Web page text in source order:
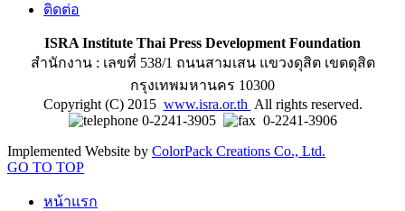
ติดต่อ
ISRA Institute Thai Press Development Foundation
สำนักงาน : เลขที่ 538/1 ถนนสามเสน แขวงดุสิต เขตดุสิต
กรุงเทพมหานคร 10300
Copyright (C) 2015 www.isra.or.th All rights reserved.
0-2241-3905
0-2241-3906
Implemented Website by ColorPack Creations Co., Ltd.
GO TO TOP
หน้าแรก